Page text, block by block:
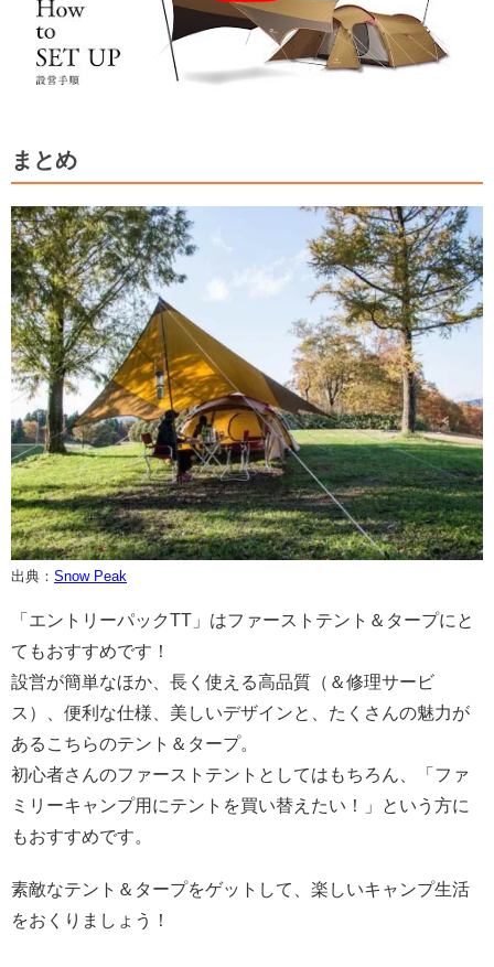
まとめ
出典： Snow Peak
「エントリーパックTT」はファーストテント＆タープにと
てもおすすめです！
設営が簡単なほか、長く使える高品質（＆修理サービ
ス）、便利な仕様、美しいデザインと、たくさんの魅力が
あるこちらのテント＆タープ。
初心者さんのファーストテントとしてはもちろん、「ファ
ミリーキャンプ用にテントを買い替えたい！」という方に
もおすすめです。
素敵なテント＆タープをゲットして、楽しいキャンプ生活
をおくりましょう！